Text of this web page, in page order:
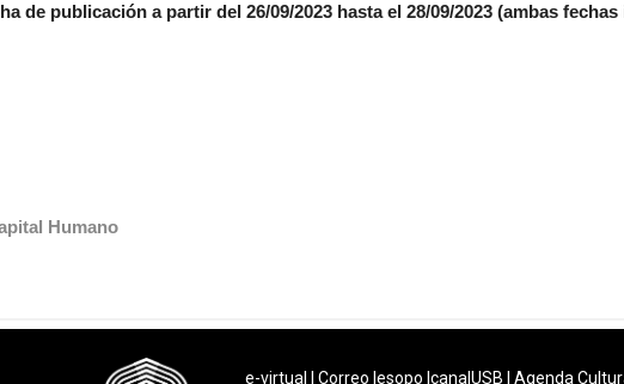
de publicación a partir del 26/09/2023 hasta el 28/09/2023 (ambas
Humano
e-virtual |Correo |esopo |canalUSB |Agenda